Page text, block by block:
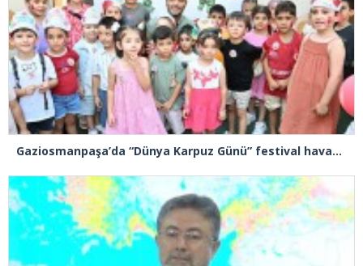
Gaziosmanpaşa’da “Dünya Karpuz Günü” festival havasında kutlandı